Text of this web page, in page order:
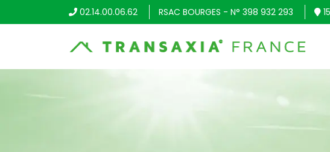
02.14.00.06.62 RSAC BOURGES - N° 398 932 293